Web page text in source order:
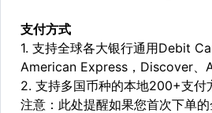
支付方式
1. 支持全球各大银行通用Debit
American Express，Discover、
2. 支持多国币种的本地200+支
注意：此处提醒如果您首次下单